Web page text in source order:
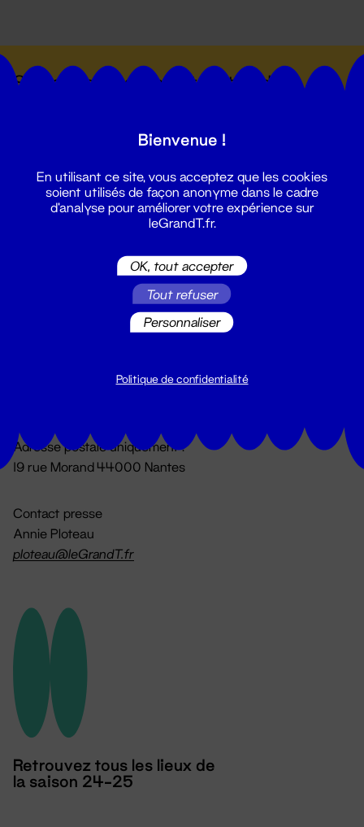
Suivez toutes les actualités du
Du lundi au vendredi 14h → 18h
Adresse postale uniquement :
19 rue Morand 44000 Nantes
Contact presse
Annie Ploteau
ploteau@leGrandT.fr
Retrouvez tous les lieux de
la saison 24-25
Bienvenue !
En utilisant ce site, vous acceptez que les cookies
soient utilisés de façon anonyme dans le cadre
d'analyse pour améliorer votre expérience sur
leGrandT.fr.
OK, tout accepter
Tout refuser
Personnaliser
Politique de confidentialité